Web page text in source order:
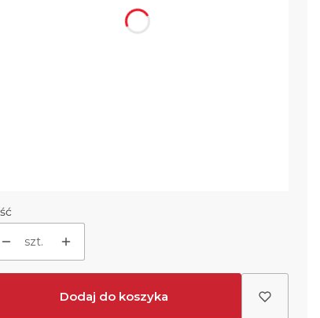
szt.
Dodaj do koszyka